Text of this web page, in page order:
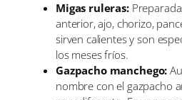
Migas ruleras:
anterior, ajo, chorizo,
sirven calientes y son
los meses fríos.
Gazpacho manchego:
nombre con el gazpacho